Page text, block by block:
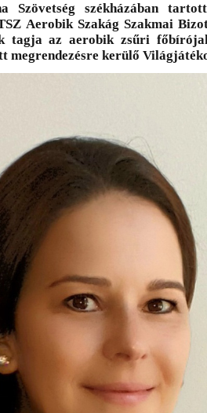
Szövetség székházában
Aerobik Szakág Szakmai
tagja az aerobik zsűri
megrendezésre kerülő